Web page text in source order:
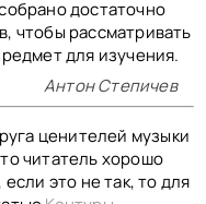
достаточно
чтобы рассматривать
для изучения.
Антон Степичев
ценителей музыки
читатель хорошо
это не так, то для